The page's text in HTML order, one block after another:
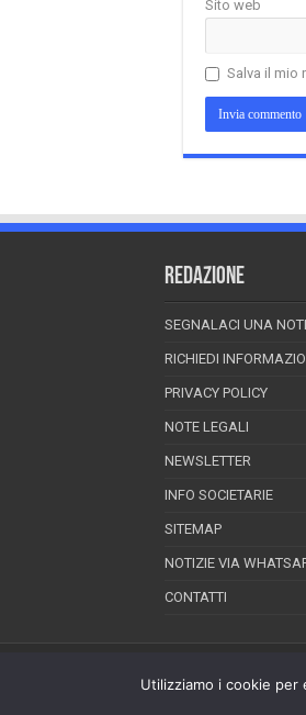
Sito web
Salva il mio
REDAZIONE
SEGNALACI UNA
RICHIEDI
PRIVACY POLICY
NOTE LEGALI
NEWSLETTER
INFO SOCIETARIE
SITEMAP
NOTIZIE VIA
CONTATTI
Registrazione
Utilizziamo i cookie